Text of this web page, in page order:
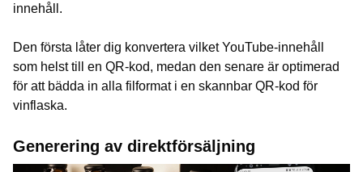
innehåll.
Den första låter dig konvertera vilket YouTube-innehåll
som helst till en QR-kod, medan den senare är optimerad
för att bädda in alla filformat i en skannbar QR-kod för
vinflaska.
Generering av direktförsäljning